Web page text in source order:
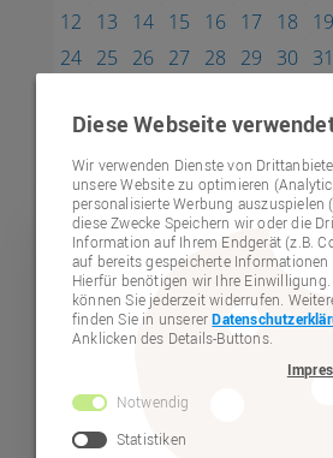
12
13 14 15 16 17 18 19
24 25 26 27 28 29 30 31
48 49 50 51 52 53 54
60 61
Verein
Diese Webseite
Wir verwenden Dienste von
unsere Website zu optimieren
personalisierte Werbung auszuspielen
diese Zwecke Speichern wir oder die
Information auf Ihrem Endgerät (z.B.
auf bereits gespeicherte Informationen
Hierfür benötigen wir Ihre
können Sie jederzeit widerrufen.
finden Sie in unserer
Anklicken des Details-Buttons.
Notwendig
Statistiken